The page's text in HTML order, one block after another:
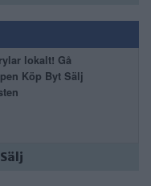
lokalt! Gå
Köp Byt Sälj